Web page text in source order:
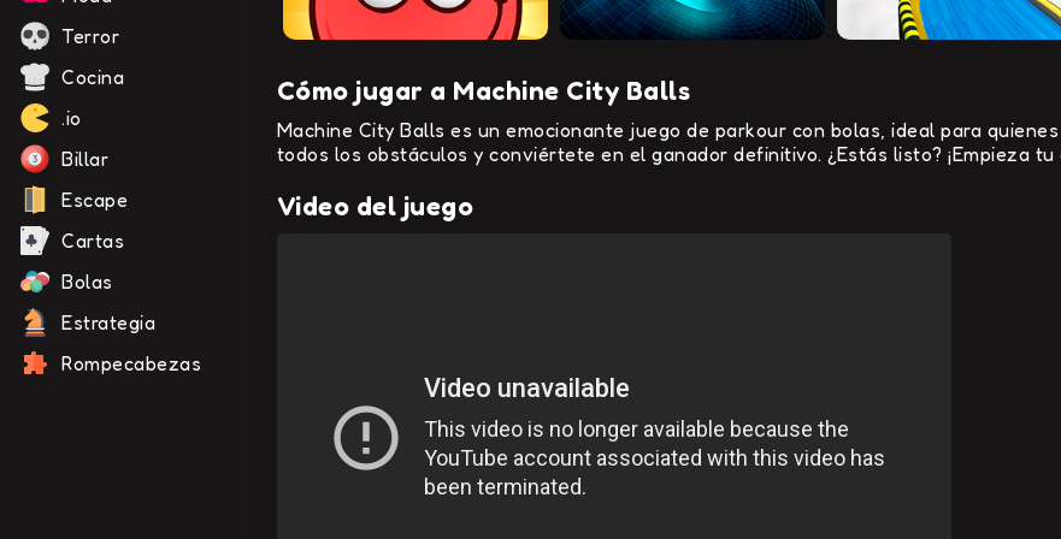
Terror
Cocina
.io
Billar
Escape
Cartas
Bolas
Estrategia
Rompecabezas
Cómo jugar a Machine City Balls
Machine City Balls es un emocionante juego de parkour con bolas, ideal para
todos los obstáculos y conviértete en el ganador definitivo. ¿Estás listo? ¡Empieza
Video del juego